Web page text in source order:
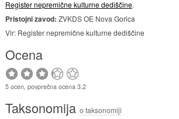
Register nepremične kulturne dediščine.
Pristojni zavod: ZVKDS OE Nova Gorica
Vir: Register nepremične kulturne dediščine
Ocena
5 ocen, povprečna ocena 3.2
Taksonomija o taksonomiji